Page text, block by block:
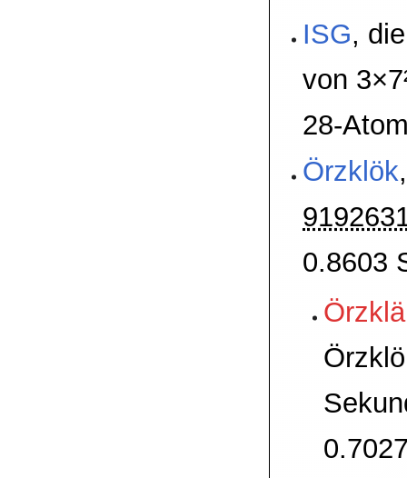
ISG,
von
28-
Örzklök
0.8603